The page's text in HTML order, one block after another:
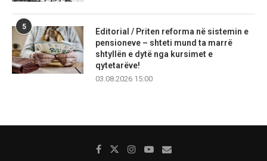
5
Editorial / Priten reforma në sistemin e
pensioneve – shteti mund ta marrë
shtyllën e dytë nga kursimet e
qytetarëve!
03.08.2026 15:00